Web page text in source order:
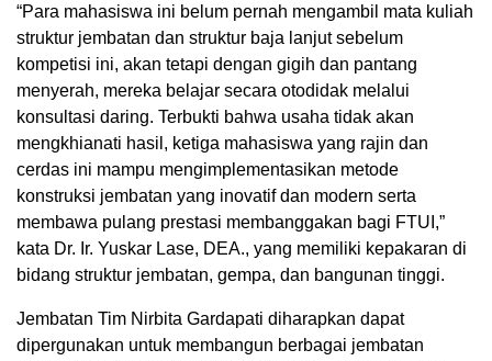
“Para mahasiswa ini belum pernah mengambil mata kuliah
struktur jembatan dan struktur baja lanjut sebelum
kompetisi ini, akan tetapi dengan gigih dan pantang
menyerah, mereka belajar secara otodidak melalui
konsultasi daring. Terbukti bahwa usaha tidak akan
mengkhianati hasil, ketiga mahasiswa yang rajin dan
cerdas ini mampu mengimplementasikan metode
konstruksi jembatan yang inovatif dan modern serta
membawa pulang prestasi membanggakan bagi FTUI,”
kata Dr. Ir. Yuskar Lase, DEA., yang memiliki kepakaran di
bidang struktur jembatan, gempa, dan bangunan tinggi.
Jembatan Tim Nirbita Gardapati diharapkan dapat
dipergunakan untuk membangun berbagai jembatan